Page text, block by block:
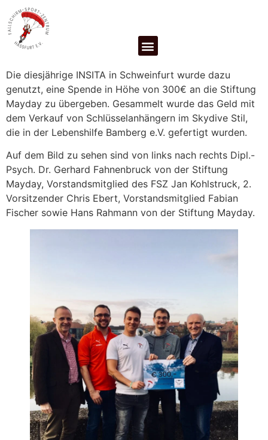
Die diesjährige INSITA in Schweinfurt wurde dazu
genutzt, eine Spende in Höhe von 300€ an die Stiftung
Mayday zu übergeben. Gesammelt wurde das Geld mit
dem Verkauf von Schlüsselanhängern im Skydive Stil,
die in der Lebenshilfe Bamberg e.V. gefertigt wurden.
Auf dem Bild zu sehen sind von links nach rechts Dipl.-
Psych. Dr. Gerhard Fahnenbruck von der Stiftung
Mayday, Vorstandsmitglied des FSZ Jan Kohlstruck, 2.
Vorsitzender Chris Ebert, Vorstandsmitglied Fabian
Fischer sowie Hans Rahmann von der Stiftung Mayday.